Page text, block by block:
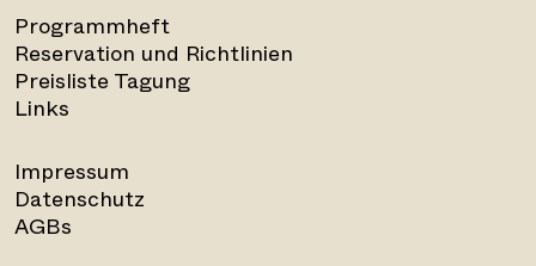
Programmheft
Reservation und Richtlinien
Preisliste Tagung
Links
Impressum
Datenschutz
AGBs